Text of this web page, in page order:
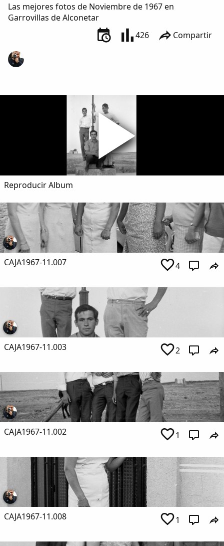
Las mejores fotos de Noviembre de 1967 en
Garrovillas de Alconetar
426
Compartir
Reproducir Album
CAJA1967-11.007 4
CAJA1967-11.003 2
CAJA1967-11.002 1
CAJA1967-11.008 1